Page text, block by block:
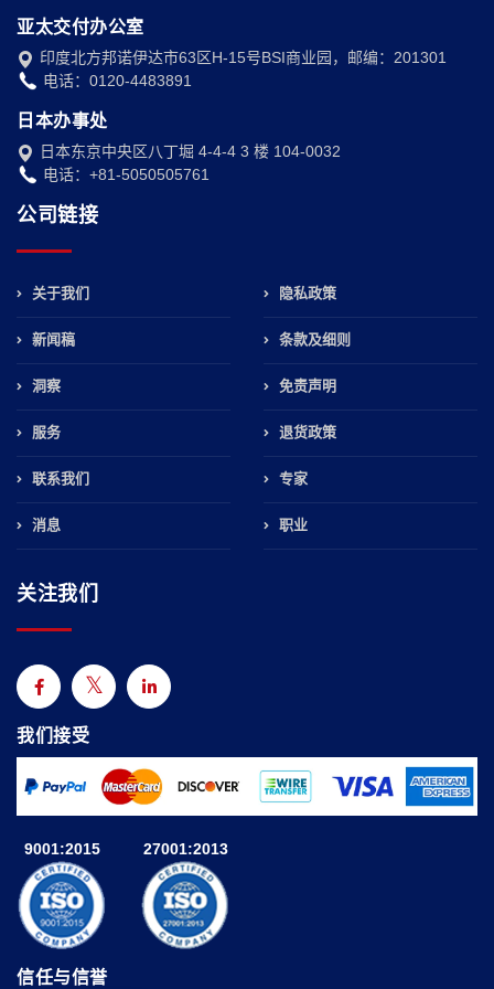
亚太交付办公室
印度北方邦诺伊达市63区H-15号BSI商业园，邮编：201301
电话：0120-4483891
日本办事处
日本东京中央区八丁堀 4-4-4 3 楼 104-0032
电话：+81-5050505761
公司链接
关于我们
新闻稿
洞察
服务
联系我们
消息
隐私政策
条款及细则
免责声明
退货政策
专家
职业
关注我们
我们接受
9001:2015 27001:2013
信任与信誉